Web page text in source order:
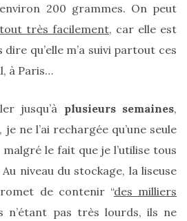
200 grammes. On peut
très facilement, car elle est
qu’elle m’a suivi partout ces
à Paris…
jusqu’à plusieurs semaines,
ne l’ai rechargée qu’une seule
le fait que je l’utilise tous
niveau du stockage, la liseuse
de contenir “des milliers
n’étant pas très lourds, ils ne